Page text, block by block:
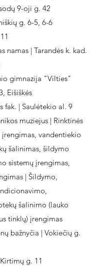
9-oji g. 42
g. 6-5, 6-6
namas | Tarandės k. kad.
gimnazija "Vilties"
Eišiškės
fak. | Saulėtekio al. 9
muziejus | Rinktinės
vandentiekio
šalinimas, šildymo
sistemų įrengimas,
| Šildymo,
šalinimo (lauko
tinklų) įrengimas
bažnyčia | Vokiečių g.
g. 11